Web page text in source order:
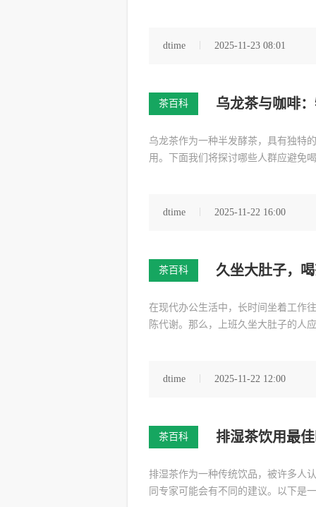
dtime 2025-11-23 08:01
茶百科 乌龙茶与咖啡
乌龙茶作为一种半发酵茶，具有独特
用。下面我们将探讨哪些人群应避免
dtime 2025-11-22 16:00
茶百科 久坐大肚子，
在现代办公生活中，长时间坐着工作
陈代谢。那么，上班久坐大肚子的人
dtime 2025-11-22 12:00
茶百科 排湿茶饮用最
排湿茶作为一种传统饮品，被许多人
同专家可能会有不同的建议。以下是